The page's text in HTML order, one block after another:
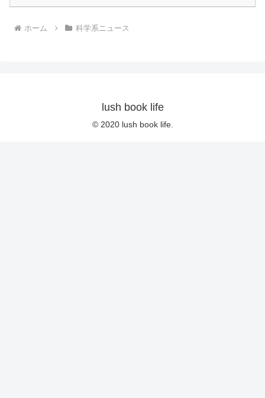
ホーム 科学系ニュース
lush book life
© 2020 lush book life.